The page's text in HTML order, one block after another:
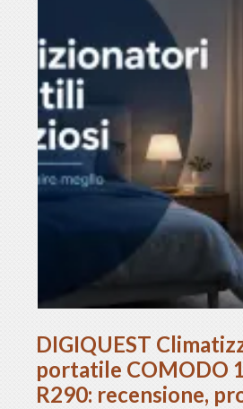
DIGIQUEST
portatile COMODO
R290: recensione,